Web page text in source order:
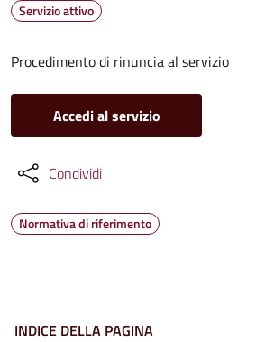
Servizio attivo
Procedimento di rinuncia al servizio
Accedi al servizio
Condividi
Normativa di riferimento
INDICE DELLA PAGINA